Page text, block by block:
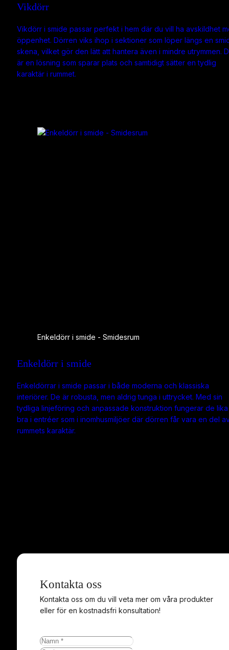
Vikdörr
Vikdörr i smide passar perfekt i hem där du vill ha avskildhet
öppenhet. Dörren viks ihop i sektioner som löper längs en
skena, vilket gör den lätt att hantera även i mindre utrymmen.
är en lösning som sparar plats och samtidigt sätter en tydlig
karaktär i rummet.
Enkeldörr i smide - Smidesrum
Enkeldörr i smide
Enkeldörrar i smide passar i både moderna och klassiska
interiörer. De är robusta, men aldrig tunga i uttrycket. Med sin
tydliga linjeföring och anpassade konstruktion fungerar de lika
bra i entréer som i inomhusmiljöer där dörren får vara en del
rummets karaktär.
Kontakta oss
Kontakta oss om du vill veta mer om våra produkter
eller för en kostnadsfri konsultation!